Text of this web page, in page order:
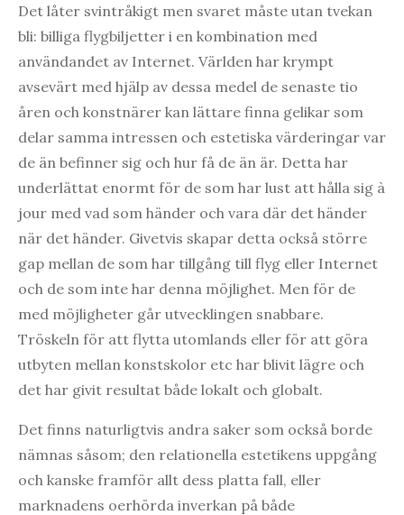
Det låter svintråkigt men svaret måste utan tvekan
bli: billiga flygbiljetter i en kombination med
användandet av Internet. Världen har krympt
avsevärt med hjälp av dessa medel de senaste tio
åren och konstnärer kan lättare finna gelikar som
delar samma intressen och estetiska värderingar var
de än befinner sig och hur få de än är. Detta har
underlättat enormt för de som har lust att hålla sig à
jour med vad som händer och vara där det händer
när det händer. Givetvis skapar detta också större
gap mellan de som har tillgång till flyg eller Internet
och de som inte har denna möjlighet. Men för de
med möjligheter går utvecklingen snabbare.
Tröskeln för att flytta utomlands eller för att göra
utbyten mellan konstskolor etc har blivit lägre och
det har givit resultat både lokalt och globalt.
Det finns naturligtvis andra saker som också borde
nämnas såsom; den relationella estetikens uppgång
och kanske framför allt dess platta fall, eller
marknadens oerhörda inverkan på både